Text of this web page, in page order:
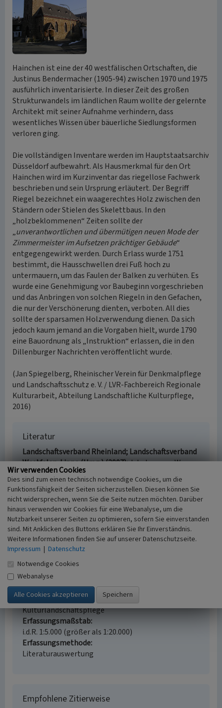
Hainchen ist eine der 40 westfälischen Ortschaften, die
Justinus Bendermacher (1905-94) zwischen 1970 und 1975
ausführlich inventarisierte. In dieser Zeit des großen
Strukturwandels im ländlichen Raum wollte der gelernte
Architekt mit seiner Aufnahme verhindern, dass
wesentliches Wissen über bäuerliche Siedlungsformen
verloren ging.
Die vollständigen Inventare werden im Hauptstaatsarchiv
Düsseldorf aufbewahrt. Als Hausmerkmal für den Ort
Hainchen wird im Kurzinventar das riegellose Fachwerk
beschrieben und sein Ursprung erläutert. Der Begriff
Riegel bezeichnet ein waagerechtes Holz zwischen den
Ständern oder Stielen des Skelettbaus. In den
„holzbeklommenen“ Zeiten sollte der
„unverantwortlichen und übermütigen neuen Mode der
Zimmermeister im Aufsetzen prächtiger Gebäude“
entgegengewirkt werden. Durch Erlass wurde 1751
bestimmt, die Hausschwellen drei Fuß hoch zu
untermauern, um das Faulen der Balken zu verhüten. Es
wurde eine Genehmigung vor Baubeginn vorgeschrieben
und das Anbringen von solchen Riegeln in den Gefachen,
die nur der Verschönerung dienten, verboten. All dies
sollte der sparsamen Holzverwendung dienen. Da sich
jedoch kaum jemand an die Vorgaben hielt, wurde 1790
eine Bauordnung als „Instruktion“ erlassen, die in den
Dillenburger Nachrichten veröffentlicht wurde.
(Jan Spiegelberg, Rheinischer Verein für Denkmalpflege
und Landschaftsschutz e. V. / LVR-Fachbereich Regionale
Kulturarbeit, Abteilung Landschaftliche Kulturpflege,
2016)
Literatur
Landschaftsverband Rheinland; Landschaftsverband
Westfalen-Lippe (Hrsg.) (2007) Jakobswege. Wege
der Jakobspilger in Rheinland und Westfalen. Band
5: In 7 Etappen von Marburg über Siegen nach Köln.
S. 88, Köln.
Dorf Hainchen
Schlagwörter
Dorf
Ort
57250
Fachsicht(en)
Kulturlandschaftspflege
Erfassungsmaßstab
i.d.R. 1:5.000 (größer als 1:20.000)
Erfassungsmethode
Literaturauswertung
Empfohlene Zitierweise
Wir verwenden Cookies
Dies sind zum einen technisch notwendige Cookies, um die
Funktionsfähigkeit der Seiten sicherzustellen. Diesen können Sie
nicht widersprechen, wenn Sie die Seite nutzen möchten. Darüber
hinaus verwenden wir Cookies für eine Webanalyse, um die
Nutzbarkeit unserer Seiten zu optimieren, sofern Sie einverstanden
sind. Mit Anklicken des Buttons erklären Sie Ihr Einverständnis.
Weitere Informationen finden Sie auf unserer Datenschutzseite.
Impressum | Datenschutz
Notwendige Cookies
Webanalyse